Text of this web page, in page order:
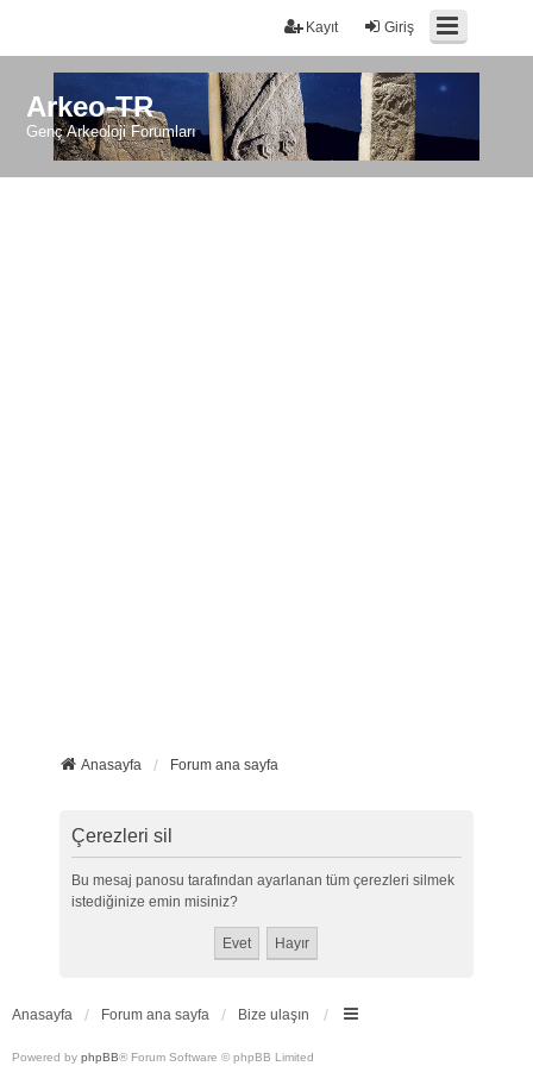
Giriş
Kayıt
Arkeo-TR
Genç Arkeoloji Forumları
Anasayfa Forum ana sayfa
Çerezleri sil
Bu mesaj panosu tarafından ayarlanan tüm çerezleri silmek
istediğinize emin misiniz?
Anasayfa Forum ana sayfa Bize ulaşın
Powered by phpBB® Forum Software © phpBB Limited